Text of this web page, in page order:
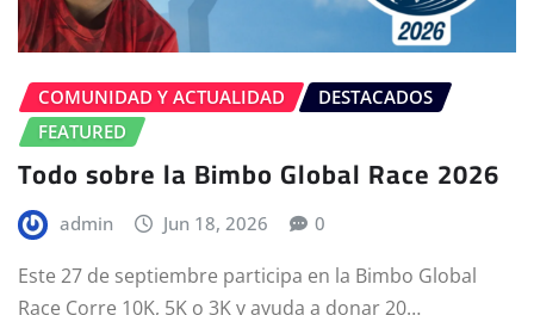
COMUNIDAD Y ACTUALIDAD
DESTACADOS
FEATURED
Todo sobre la Bimbo Global Race 2026
admin Jun 18, 2026 0
Este 27 de septiembre participa en la Bimbo Global
Race Corre 10K, 5K o 3K y ayuda a donar 20…